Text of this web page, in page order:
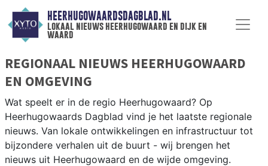
HEERHUGOWAARDSDAGBLAD.NL
lokaal nieuws heerhugowaard en dijk en
waard
REGIONAAL NIEUWS HEERHUGOWAARD
EN OMGEVING
Wat speelt er in de regio Heerhugowaard? Op
Heerhugowaards Dagblad vind je het laatste regionale
nieuws. Van lokale ontwikkelingen en infrastructuur tot
bijzondere verhalen uit de buurt - wij brengen het
nieuws uit Heerhugowaard en de wijde omgeving.